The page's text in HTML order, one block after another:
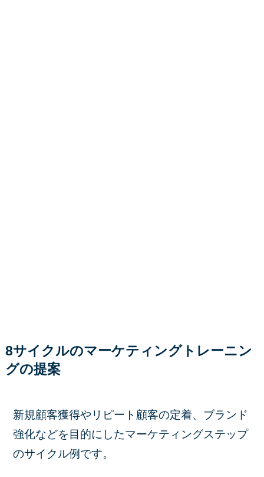
8サイクルのマーケティングトレーニン
グの提案
新規顧客獲得やリピート顧客の定着、ブランド
強化などを目的にしたマーケティングステップ
のサイクル例です。